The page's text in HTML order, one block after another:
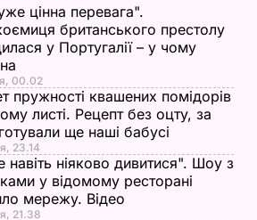
цінна перевага".
британського престолу
у Португалії – у чому
00.02
пружності квашених помідорів
листі. Рецепт без оцту, за
ще наші бабусі
23.14
навіть ніяково дивитися". Шоу з
у відомому ресторані
мережу. Відео
21.38